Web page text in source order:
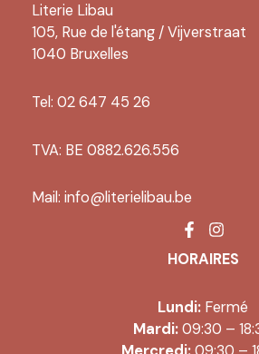
Literie Libau
105, Rue de l'étang / Vijverstraat
1040 Bruxelles
Tel: 02 647 45 26
TVA: BE 0882.626.556
Mail: info@literielibau.be
HORAIRES
Lundi: Fermé
Mardi:09:30 –